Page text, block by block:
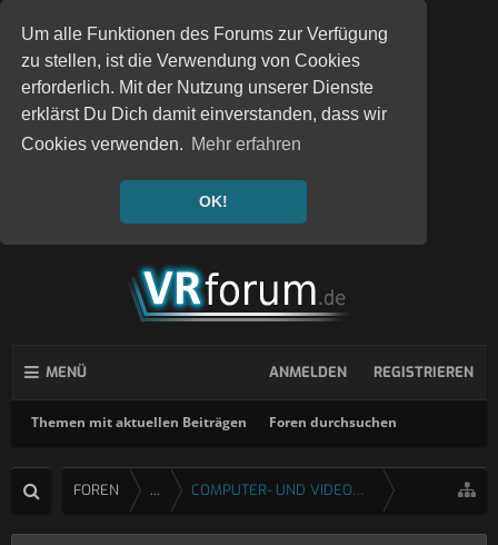
Um alle Funktionen des Forums zur Verfügung
zu stellen, ist die Verwendung von Cookies
erforderlich. Mit der Nutzung unserer Dienste
erklärst Du Dich damit einverstanden, dass wir
Cookies verwenden. Mehr erfahren
OK!
MENÜ
Themen mit aktuellen Beiträgen Foren durchsuchen
ANMELDEN REGISTRIEREN
FOREN ... COMPUTER- UND VIDEOSPIELE